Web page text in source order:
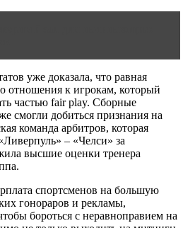
уже доказала, что равная
отношения к игрокам, который
частью fair play. Сборные
смогли добиться признания на
команда арбитров, которая
– «Челси» за
высшие оценки тренера
спортсменов на большую
гонораров и рекламы,
бороться с неравноправием на